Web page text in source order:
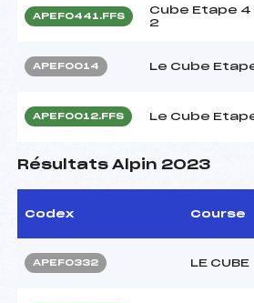
APEF0441.FFS
Cube Etape 4
2
APEF0014 Le Cube
APEF0012.FFS Le Cube
Résultats Alpin 2023
Codex Course
APEF0332 LE CUBE